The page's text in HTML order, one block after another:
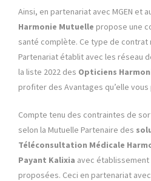
Ainsi, en partenariat avec MGEN et
Harmonie Mutuelle propose une
santé complète. Ce type de
Partenariat établit avec les réseau
la liste 2022 des Opticiens
profiter des Avantages qu’elle vous
Compte tenu des contraintes de
selon la Mutuelle Partenaire des
Téléconsultation Médicale
Payant Kalixia avec établissement
proposées. Ceci en partenariat avec